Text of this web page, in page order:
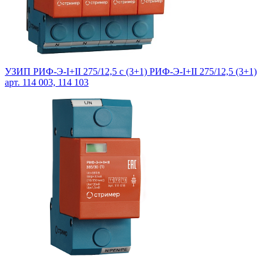
УЗИП РИФ-Э-I+II 275/12,5 с (3+1) РИФ-Э-I+II 275/12,5 (3+1)
арт. 114 003, 114 103